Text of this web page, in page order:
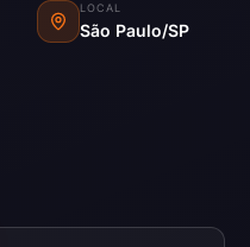
LOCAL
São Paulo/SP